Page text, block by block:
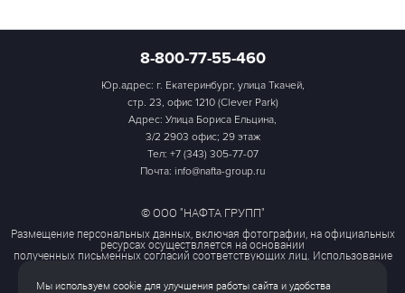
8-800-77-55-460
Юр.адрес: г. Екатеринбург, улица Ткачей,
стр. 23, офис 1210 (Clever Park)
Адрес: Улица Бориса Ельцина,
3/2 2903 офис; 29 этаж
Тел: +7 (343) 305-77-07
Почта: info@nafta-group.ru
© ООО "НАФТА ГРУПП"
Размещение персональных данных, включая фотографии, на официальных
ресурсах осуществляется на основании
полученных письменных согласий соответствующих лиц. Использование
этих материалов третьими лицами
Мы используем cookie для улучшения работы сайта и удобства